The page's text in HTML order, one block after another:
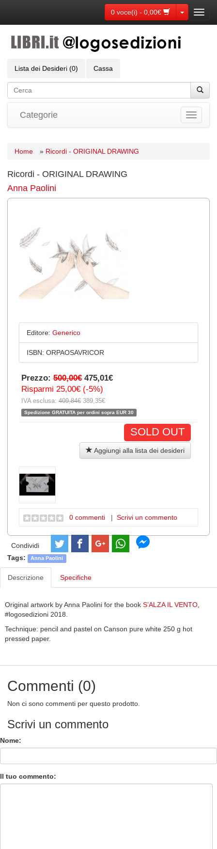
0 voce(i) - 0,00€ Toggle
Lista dei Desideri (0) Cassa
Toggle
Categorie
Home » Ricordi - ORIGINAL DRAWING
Ricordi - ORIGINAL DRAWING
Anna Paolini
Editore: Generico
ISBN: ORPAOSAVRICOR
Prezzo: 500,00€ 475,01€
Risparmi 25,00€ (-5%)
IVA esclusa: 409,84€ 389,35€
Spedizione GRATUITA per ordini sopra EUR 30
SOLD OUT
Aggiungi alla lista dei desideri
0 commenti | Scrivi un commento
Condividi
Tags:
Anna Paolini
Descrizione Specifiche
Original artwork by Anna Paolini for the book S’ALZA IL VENTO,
#logosedizioni 2018.
Technique: pencil and pastel on Canson pure white 250 g hot
pressed paper.
Commenti (0)
Non ci sono commenti per questo prodotto.
Scrivi un commento
Nome:
Il tuo commento: